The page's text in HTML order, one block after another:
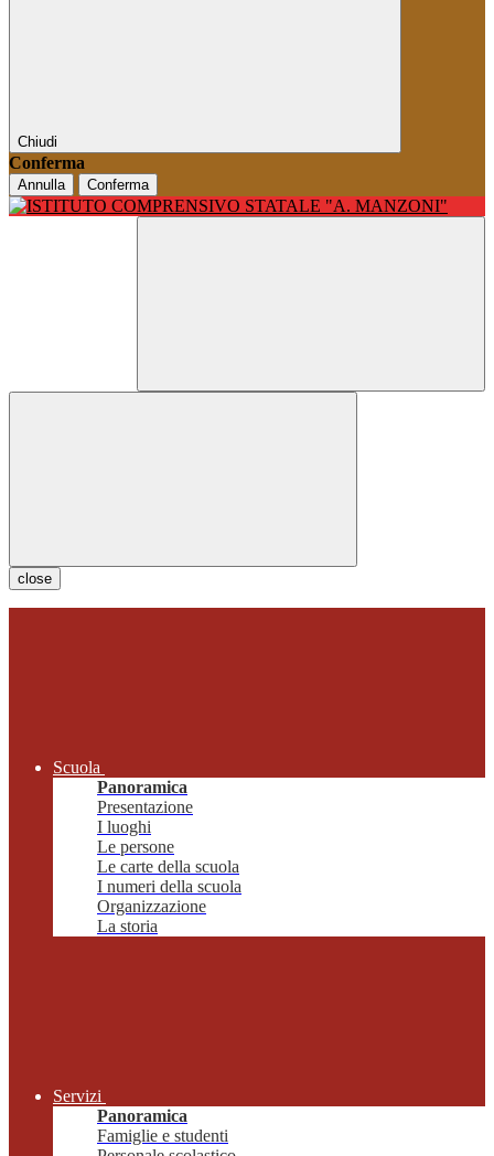
Chiudi
Conferma
Annulla Conferma
close
Scuola
Panoramica
Presentazione
I luoghi
Le persone
Le carte della scuola
I numeri della scuola
Organizzazione
La storia
Servizi
Panoramica
Famiglie e studenti